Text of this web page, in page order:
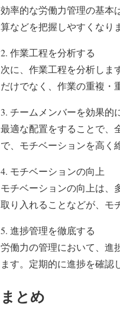
効率的な労働力管理の基本
算などを把握しやすくなり
2. 作業工程を分析する
次に、作業工程を分析しま
だけでなく、作業の重複・
3. チームメンバーを効果的
最適な配置をすることで、
で、モチベーションを高く
4. モチベーションの向上
モチベーションの向上は、
取り入れることなどが、モ
5. 進捗管理を徹底する
労働力の管理において、進
ます。定期的に進捗を確認
まとめ